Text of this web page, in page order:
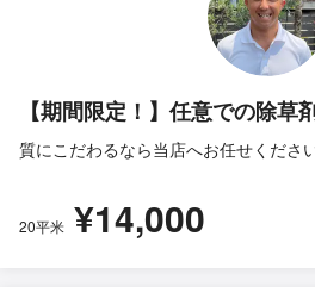
【期間限定！】任意での除草
質にこだわるなら当店へお任せくださ
20平米 ¥14,000